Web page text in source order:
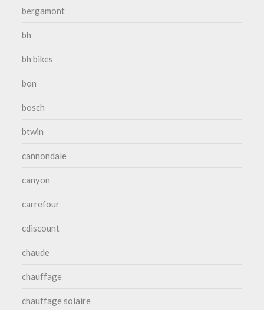
bergamont
bh
bh bikes
bon
bosch
btwin
cannondale
canyon
carrefour
cdiscount
chaude
chauffage
chauffage solaire